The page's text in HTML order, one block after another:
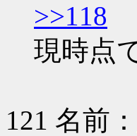
>>118
現時点
121 名前：